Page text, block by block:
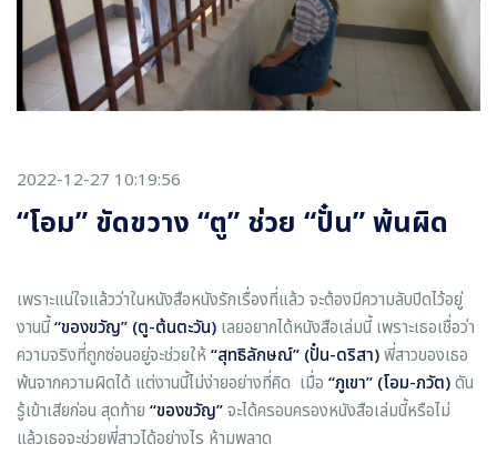
2022-12-27 10:19:56
“โอม” ขัดขวาง “ตู” ช่วย “ปั๋น” พ้นผิด
เพราะแน่ใจแล้วว่าในหนังสือหนังรักเรื่องที่แล้ว จะต้องมีความลับปิดไว้อยู่
งานนี้“ของขวัญ” (ตู-ต้นตะวัน) เลยอยากได้หนังสือเล่มนี้ เพราะเธอเชื่อว่า
ความจริงที่ถูกซ่อนอยู่จะช่วยให้ “สุทธิลักษณ์” (ปั๋น-ดริสา)พี่สาวของเธอ
พ้นจากความผิดได้ แต่งานนี้ไม่ง่ายอย่างที่คิด เมื่อ “ภูเขา” (โอม-ภวัต)ดัน
รู้เข้าเสียก่อน สุดท้าย “ของขวัญ”จะได้ครอบครองหนังสือเล่มนี้หรือไม่
แล้วเธอจะช่วยพี่สาวได้อย่างไร ห้ามพลาด